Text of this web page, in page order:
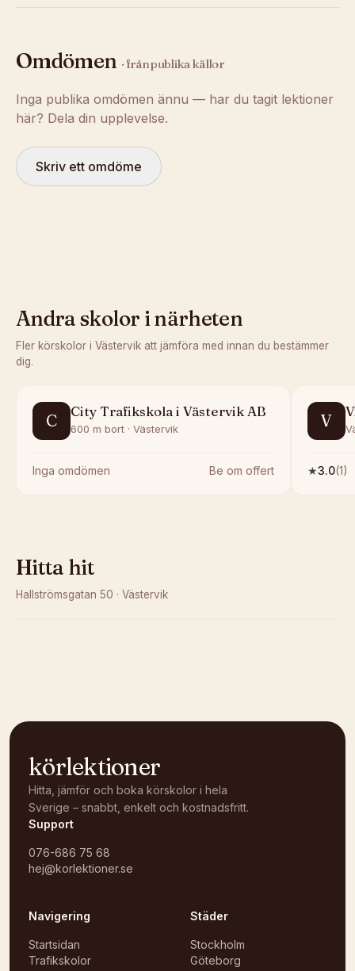
Omdömen · från publika källor
Inga publika omdömen ännu — har du tagit lektioner
här? Dela din upplevelse.
Skriv ett omdöme
Andra skolor i närheten
Fler körskolor i Västervik att jämföra med innan du bestämmer
dig.
C City Trafikskola i Västervik AB
600 m bort · Västervik
Inga omdömen Be om offert
V
★3.0(1)
Hitta hit
Hallströmsgatan 50 · Västervik
körlektioner
Hitta, jämför och boka körskolor i hela
Sverige – snabbt, enkelt och kostnadsfritt.
Support
076-686 75 68
hej@korlektioner.se
Navigering
Startsidan
Trafikskolor
Städer
Stockholm
Göteborg